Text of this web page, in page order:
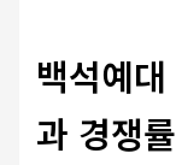
백석예
과 경쟁